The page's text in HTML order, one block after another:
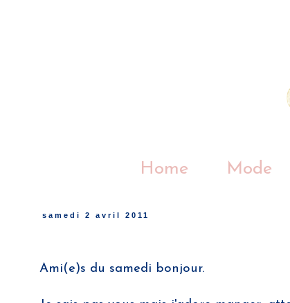
Home Mode
samedi 2 avril 2011
Ami(e)s du samedi bonjour.